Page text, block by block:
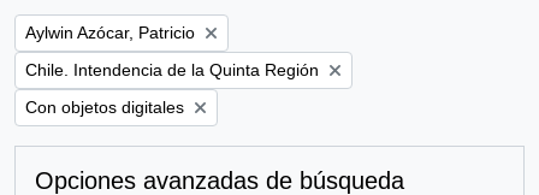
Remove filter:
Aylwin Azócar, Patricio
Remove filter:
Chile. Intendencia de la Quinta Región
Remove filter:
Con objetos digitales
Opciones avanzadas de búsqueda